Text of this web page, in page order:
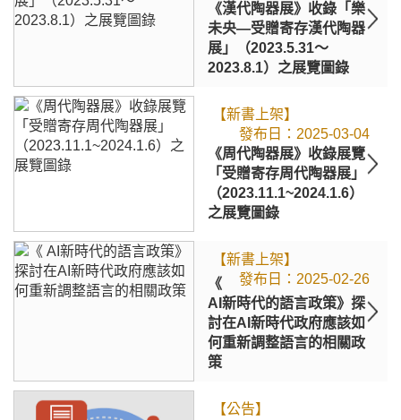
《漢代陶器展》收錄「樂
未央—受贈寄存漢代陶器
展」（2023.5.31～
2023.8.1）之展覽圖錄
【新書上架】
2025-03-04
《周代陶器展》收錄展覽
「受贈寄存周代陶器展」
（2023.11.1~2024.1.6）
之展覽圖錄
【新書上架】
2025-02-26
《
AI新時代的語言政策》探
討在AI新時代政府應該如
何重新調整語言的相關政
策
【公告】